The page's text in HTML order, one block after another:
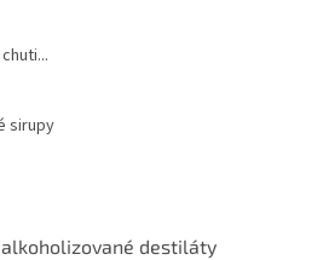
sirupy
destiláty